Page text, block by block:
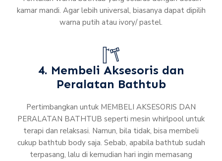
kamar mandi. Agar lebih universal, biasanya dapat dipilih
warna putih atau ivory/ pastel.
4. Membeli Aksesoris dan
Peralatan Bathtub
Pertimbangkan untuk MEMBELI AKSESORIS DAN
PERALATAN BATHTUB seperti mesin whirlpool untuk
terapi dan relaksasi. Namun, bila tidak, bisa membeli
cukup bathtub body saja. Sebab, apabila bathtub sudah
terpasang, lalu di kemudian hari ingin memasang